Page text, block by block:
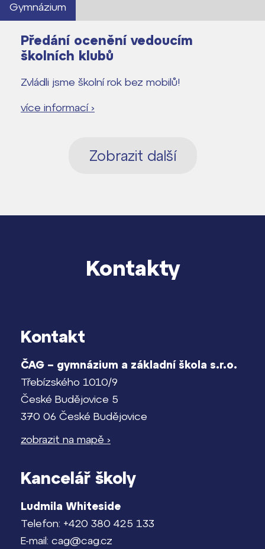
Gymnázium
Předání ocenění vedoucím
školních klubů
Zvládli jsme školní rok bez mobilů!
více informací ›
Zobrazit další
Kontakty
Kontakt
ČAG – gymnázium a základní škola s.r.o.
Třebízského 1010/9
České Budějovice 5
370 06 České Budějovice
zobrazit na mapě ›
Kancelář školy
Ludmila Whiteside
Telefon: +420 380 425 133
E-mail: cag@cag.cz